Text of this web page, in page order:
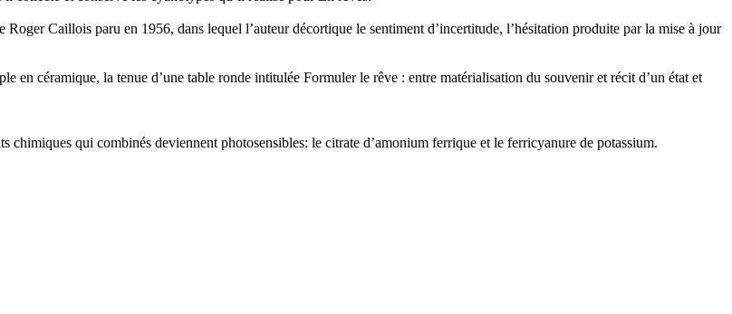
Caillois paru en 1956, dans lequel l’auteur décortique le sentiment d’incertitude, l’hésitation produite par la mise à jour
en céramique, la tenue d’une table ronde intitulée Formuler le rêve : entre matérialisation du souvenir et récit d’un état et
qui combinés deviennent photosensibles: le citrate d’amonium ferrique et le ferricyanure de potassium.